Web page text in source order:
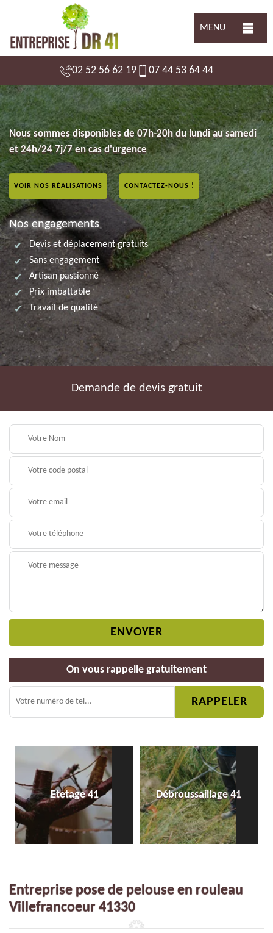
MENU
02 52 56 62 19 07 44 53 64 44
Nous sommes disponibles de 07h-20h du lundi au samedi
et 24h/24 7j/7 en cas d'urgence
VOIR NOS RÉALISATIONS CONTACTEZ-NOUS !
Nos engagements
Devis et déplacement gratuits
Sans engagement
Artisan passionné
Prix imbattable
Travail de qualité
Demande de devis gratuit
On vous rappelle gratuitement
Etetage 41 Débroussaillage 41
Entreprise pose de pelouse en rouleau
Villefrancoeur 41330